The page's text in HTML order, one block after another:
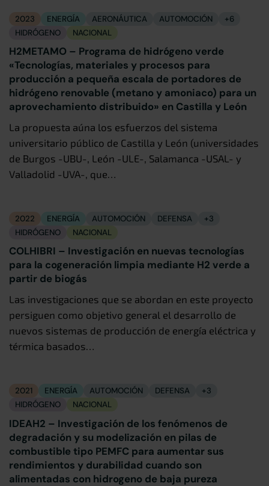
2023 ENERGÍA AERONÁUTICA AUTOMOCIÓN
+6
HIDRÓGENO
NACIONAL
H2METAMO – Programa de hidrógeno verde
«Tecnologías, materiales y procesos para
producción a pequeña escala de portadores de
hidrógeno renovable (metano y amoniaco) para un
aprovechamiento distribuido» en Castilla y León
La propuesta aúna los esfuerzos del sistema
universitario público de Castilla y León (universidades
de Burgos -UBU-, León -ULE-, Salamanca -USAL- y
Valladolid -UVA-, que…
2022 ENERGÍA AUTOMOCIÓN DEFENSA
+3
HIDRÓGENO
NACIONAL
COLHIBRI – Investigación en nuevas tecnologías
para la cogeneración limpia mediante H2 verde a
partir de biogás
Las investigaciones que se abordan en este proyecto
persiguen como objetivo general el desarrollo de
nuevos sistemas de producción de energía eléctrica y
térmica basados…
2021 ENERGÍA AUTOMOCIÓN DEFENSA
+3
HIDRÓGENO
NACIONAL
IDEAH2 – Investigación de los fenómenos de
degradación y su modelización en pilas de
combustible tipo PEMFC para aumentar sus
rendimientos y durabilidad cuando son
alimentadas con hidrogeno de baja pureza